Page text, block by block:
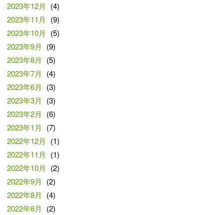
2023年12月
(4)
2023年11月
(9)
2023年10月
(5)
2023年9月
(9)
2023年8月
(5)
2023年7月
(4)
2023年6月
(3)
2023年3月
(3)
2023年2月
(6)
2023年1月
(7)
2022年12月
(1)
2022年11月
(1)
2022年10月
(2)
2022年9月
(2)
2022年8月
(4)
2022年6月
(2)